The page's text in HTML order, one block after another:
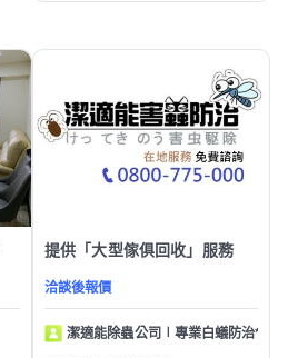
提供「大型傢俱回收」服務
洽談後報價
潔適能除蟲公司∣專業白蟻防治*居